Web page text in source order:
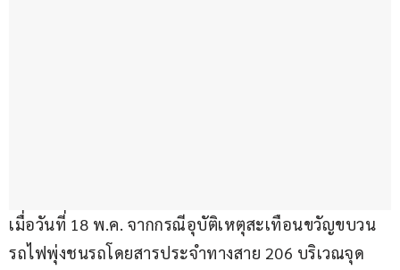
เมื่อวันที่ 18 พ.ค. จากกรณีอุบัติเหตุสะเทือนขวัญขบวน
รถไฟพุ่งชนรถโดยสารประจำทางสาย 206 บริเวณจุด